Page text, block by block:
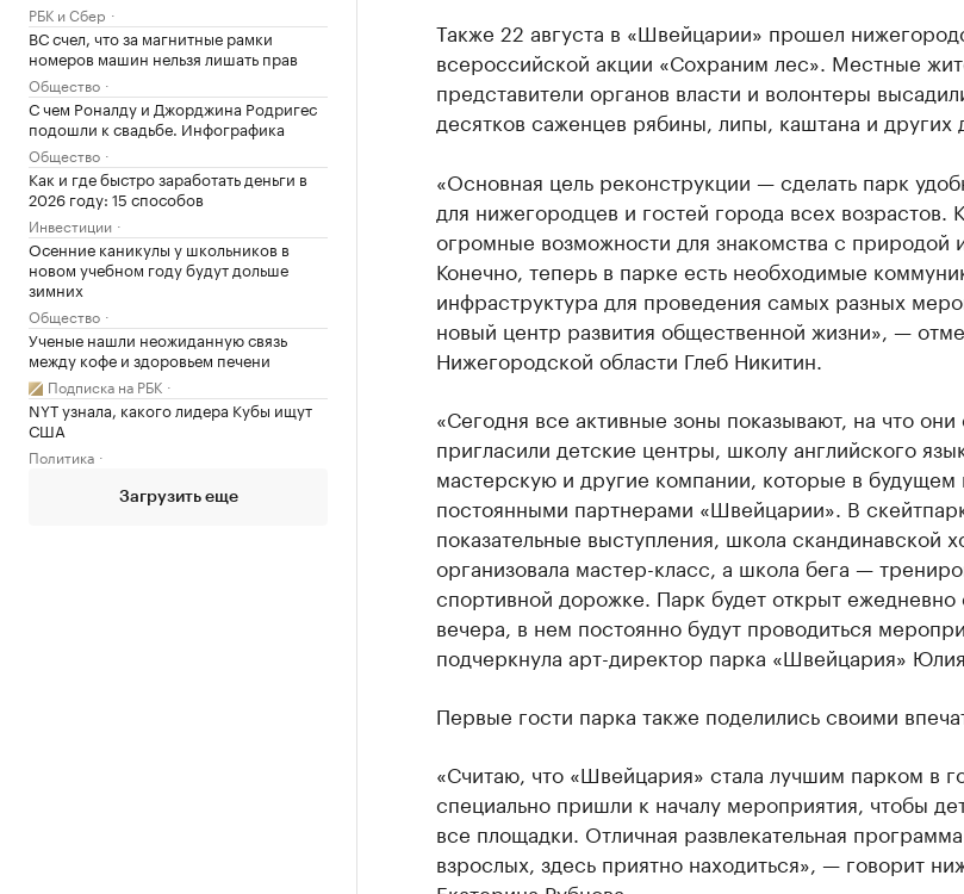
РБК и Сбер
ВС счел, что за магнитные рамки
номеров машин нельзя лишать прав
Общество
С чем Роналду и Джорджина Родригес
подошли к свадьбе. Инфографика
Общество
Как и где быстро заработать деньги в
2026 году: 15 способов
Инвестиции
Осенние каникулы у школьников в
новом учебном году будут дольше
зимних
Общество
Ученые нашли неожиданную связь
между кофе и здоровьем печени
Подписка на РБК
NYT узнала, какого лидера Кубы ищут
США
Политика
Загрузить еще
Также 22 августа в «Швейцарии» прошел
всероссийской акции «Сохраним лес». Местные
представители органов власти и волонтеры
десятков саженцев рябины, липы, каштана и других
«Основная цель реконструкции — сделать парк
для нижегородцев и гостей города всех возрастов.
огромные возможности для знакомства с природой
Конечно, теперь в парке есть необходимые
инфраструктура для проведения самых разных
новый центр развития общественной жизни», —
Нижегородской области Глеб Никитин.
«Сегодня все активные зоны показывают, на что
пригласили детские центры, школу английского
мастерскую и другие компании, которые в будущем
постоянными партнерами «Швейцарии». В
показательные выступления, школа скандинавской
организовала мастер-класс, а школа бега —
спортивной дорожке. Парк будет открыт ежедневно
вечера, в нем постоянно будут проводиться
подчеркнула арт-директор парка «Швейцария»
Первые гости парка также поделились своими
«Считаю, что «Швейцария» стала лучшим парком в
специально пришли к началу мероприятия, чтобы
все площадки. Отличная развлекательная
взрослых, здесь приятно находиться», — говорит